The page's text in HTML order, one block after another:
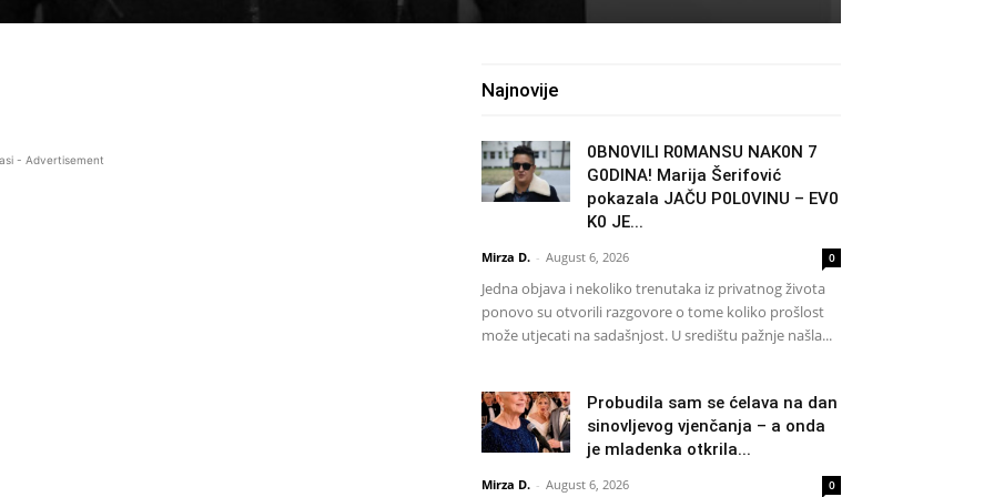
- Advertisement
Najnovije
0BN0VlLl R0MANSU NAK0N 7
G0DlNA! Marija Šerifović
pokazala JAČU P0L0VINU – EV0
K0 JE...
Mirza D. - August 6, 2026 0
Jedna objava i nekoliko trenutaka iz privatnog života
ponovo su otvorili razgovore o tome koliko prošlost
može utjecati na sadašnjost. U središtu pažnje našla...
Probudila sam se ćelava na dan
sinovljevog vjenčanja – a onda
je mladenka otkrila...
Mirza D. - August 6, 2026 0